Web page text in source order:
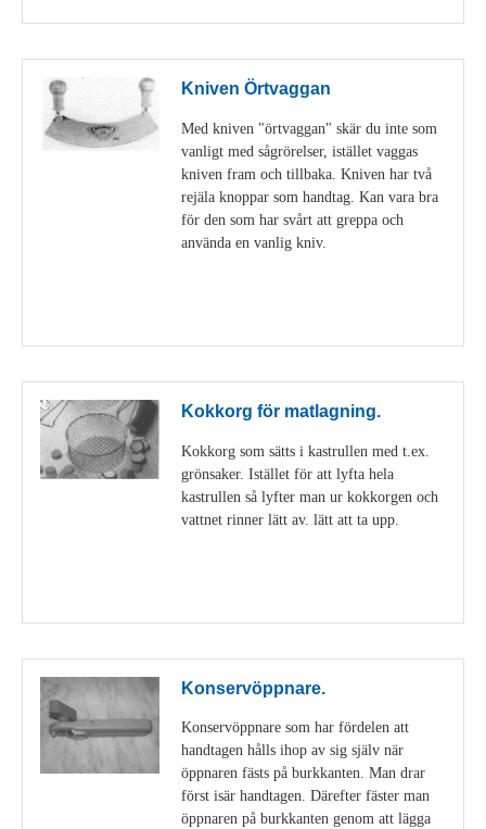
Kniven Örtvaggan
Med kniven "örtvaggan" skär du inte som
vanligt med sågrörelser, istället vaggas
kniven fram och tillbaka. Kniven har två
rejäla knoppar som handtag. Kan vara bra
för den som har svårt att greppa och
använda en vanlig kniv.
Kokkorg för matlagning.
Kokkorg som sätts i kastrullen med t.ex.
grönsaker. Istället för att lyfta hela
kastrullen så lyfter man ur kokkorgen och
vattnet rinner lätt av. lätt att ta upp.
Konservöppnare.
Konservöppnare som har fördelen att
handtagen hålls ihop av sig själv när
öppnaren fästs på burkkanten. Man drar
först isär handtagen. Därefter fäster man
öppnaren på burkkanten genom att lägga